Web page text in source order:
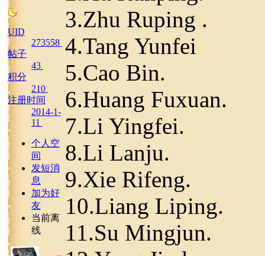
UID
273558
帖子
43
积分
210
注册时间
2014-1-
11
个人空
间
发短消
息
加为好
友
当前离
线
3.Zhu Ruping .
4.Tang Yunfei
5.Cao Bin.
6.Huang Fuxuan.
7.Li Yingfei.
8.Li Lanju.
9.Xie Rifeng.
10.Liang Liping.
11.Su Mingjun.